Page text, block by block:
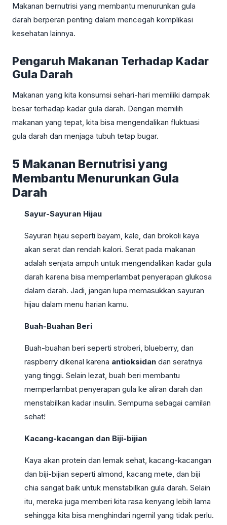
Makanan bernutrisi yang membantu menurunkan gula
darah berperan penting dalam mencegah komplikasi
kesehatan lainnya.
Pengaruh Makanan Terhadap Kadar
Gula Darah
Makanan yang kita konsumsi sehari-hari memiliki dampak
besar terhadap kadar gula darah. Dengan memilih
makanan yang tepat, kita bisa mengendalikan fluktuasi
gula darah dan menjaga tubuh tetap bugar.
5 Makanan Bernutrisi yang
Membantu Menurunkan Gula
Darah
Sayur-Sayuran Hijau
Sayuran hijau seperti bayam, kale, dan brokoli kaya
akan serat dan rendah kalori. Serat pada makanan
adalah senjata ampuh untuk mengendalikan kadar gula
darah karena bisa memperlambat penyerapan glukosa
dalam darah. Jadi, jangan lupa memasukkan sayuran
hijau dalam menu harian kamu.
Buah-Buahan Beri
Buah-buahan beri seperti stroberi, blueberry, dan
raspberry dikenal karena antioksidan dan seratnya
yang tinggi. Selain lezat, buah beri membantu
memperlambat penyerapan gula ke aliran darah dan
menstabilkan kadar insulin. Sempurna sebagai camilan
sehat!
Kacang-kacangan dan Biji-bijian
Kaya akan protein dan lemak sehat, kacang-kacangan
dan biji-bijian seperti almond, kacang mete, dan biji
chia sangat baik untuk menstabilkan gula darah. Selain
itu, mereka juga memberi kita rasa kenyang lebih lama
sehingga kita bisa menghindari ngemil yang tidak perlu.